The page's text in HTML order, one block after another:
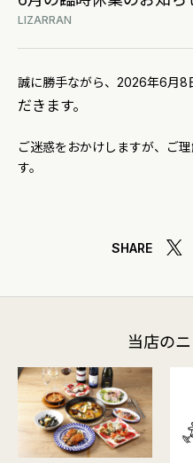
LIZARRAN
誠に勝手ながら、2026年6月8
だきます。
ご迷惑をおかけしますが、ご
す。
SHARE
当店の